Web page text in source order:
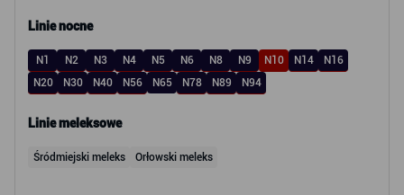
Linie nocne
N1 N2 N3 N4 N5 N6 N8 N9 N10 N14
N16
N20
N30 N40 N56 N65 N78 N89 N94
Linie meleksowe
Śródmiejski meleks Orłowski meleks